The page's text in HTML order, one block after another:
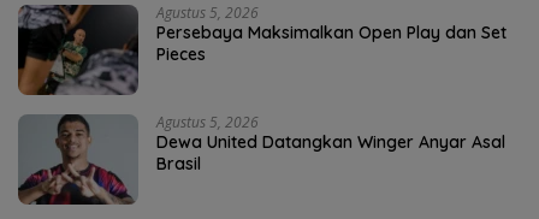
Agustus 5, 2026
Persebaya Maksimalkan Open Play dan Set
Pieces
Agustus 5, 2026
Dewa United Datangkan Winger Anyar Asal
Brasil